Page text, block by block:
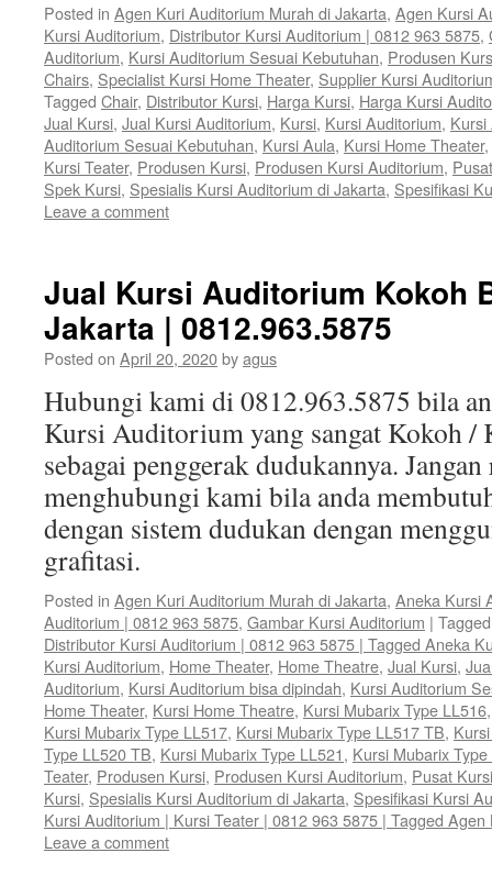
Posted in Agen Kuri Auditorium Murah di Jakarta, Agen Kursi
Kursi Auditorium, Distributor Kursi Auditorium | 0812 963 5875,
Auditorium, Kursi Auditorium Sesuai Kebutuhan, Produsen
Chairs, Specialist Kursi Home Theater, Supplier Kursi
Tagged Chair, Distributor Kursi, Harga Kursi, Harga Kursi
Jual Kursi, Jual Kursi Auditorium, Kursi, Kursi Auditorium, Kursi
Auditorium Sesuai Kebutuhan, Kursi Aula, Kursi Home Theater,
Kursi Teater, Produsen Kursi, Produsen Kursi Auditorium,
Spek Kursi, Spesialis Kursi Auditorium di Jakarta, Spesifikasi
Leave a comment
Jual Kursi Auditorium Kokoh
Jakarta | 0812.963.5875
Posted on April 20, 2020byagus
Hubungi kami di 0812.963.5875 bila
Kursi Auditorium yang sangat Kokoh /
sebagai penggerak dudukannya.
menghubungi kami bila anda
dengan sistem dudukan dengan
grafitasi.
Posted in Agen Kuri Auditorium Murah di Jakarta, Aneka Kursi
Auditorium | 0812 963 5875, Gambar Kursi Auditorium | Tagged
Distributor Kursi Auditorium | 0812 963 5875 | Tagged Aneka
Kursi Auditorium, Home Theater, Home Theatre, Jual Kursi,
Auditorium, Kursi Auditorium bisa dipindah, Kursi Auditorium
Home Theater, Kursi Home Theatre, Kursi Mubarix Type LL516
Kursi Mubarix Type LL517, Kursi Mubarix Type LL517 TB,
Type LL520 TB, Kursi Mubarix Type LL521, Kursi Mubarix
Teater, Produsen Kursi, Produsen Kursi Auditorium, Pusat Kursi
Kursi, Spesialis Kursi Auditorium di Jakarta, Spesifikasi Kursi
Kursi Auditorium | Kursi Teater | 0812 963 5875 | Tagged Agen
Leave a comment